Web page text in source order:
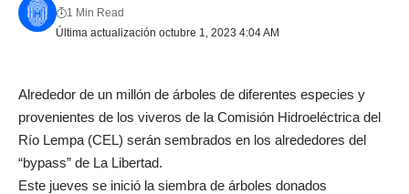
Última actualización octubre 1, 2023 4:04 AM
1 Min Read
Alrededor de un millón de árboles de diferentes especies y
provenientes de los viveros de la Comisión Hidroeléctrica del
Río Lempa (CEL) serán sembrados en los alrededores del
“bypass” de La Libertad.
Este jueves se inició la siembra de árboles donados